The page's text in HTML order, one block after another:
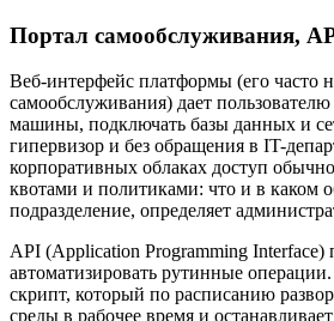
Портал самообслуживания,
Веб-интерфейс платформы (его часто
самообслуживания) дает
машины, подключать базы данных и
гипервизор и без обращения в IT-
корпоративных облаках доступ
квотами и политиками: что и в каком
подразделение, определяет
API (Application Programming Interface)
автоматизировать рутинные
скрипт, который по расписанию
среды в рабочее время и